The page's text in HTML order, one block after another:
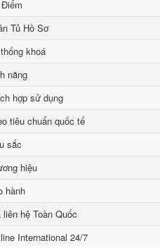
Tủ Hồ Sơ
khoá
năng
hợp sử dụng
tiêu chuẩn quốc tế
sắc
hiệu
hành
liên hệ Toàn Quốc
International 24/7